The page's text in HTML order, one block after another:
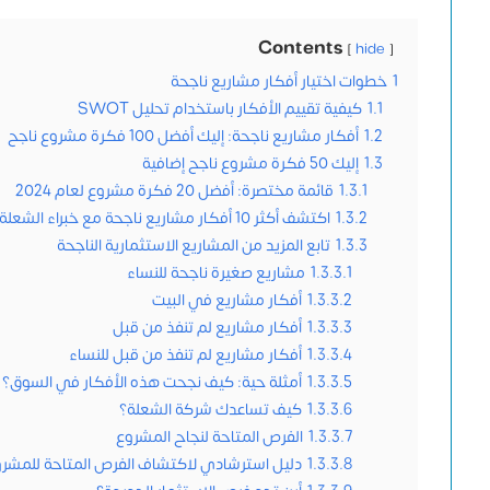
Contents hide
1 خطوات اختيار أفكار مشاريع ناجحة
1.1 كيفية تقييم الأفكار باستخدام تحليل SWOT
1.2 أفكار مشاريع ناجحة: إليك أفضل 100 فكرة مشروع ناجح
1.3 إليك 50 فكرة مشروع ناجح إضافية
1.3.1 قائمة مختصرة: أفضل 20 فكرة مشروع لعام 2024
1.3.2 اكتشف أكثر 10 أفكار مشاريع ناجحة مع خبراء الشعلة الاقتصادية
1.3.3 تابع المزيد من المشاريع الاستثمارية الناجحة
1.3.3.1 مشاريع صغيرة ناجحة للنساء
1.3.3.2 أفكار مشاريع في البيت
1.3.3.3 أفكار مشاريع لم تنفذ من قبل
1.3.3.4 أفكار مشاريع لم تنفذ من قبل للنساء
1.3.3.5 أمثلة حية: كيف نجحت هذه الأفكار في السوق؟
1.3.3.6 كيف تساعدك شركة الشعلة؟
1.3.3.7 الفرص المتاحة لنجاح المشروع
1.3.3.8 دليل استرشادي لاكتشاف الفرص المتاحة